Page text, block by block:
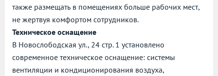
также размещать в помещениях больше рабочих мест,
не жертвуя комфортом сотрудников.
Техническое оснащение
В Новослободская ул., 24 стр. 1 установлено
современное техническое оснащение: системы
вентиляции и кондиционирования воздуха,